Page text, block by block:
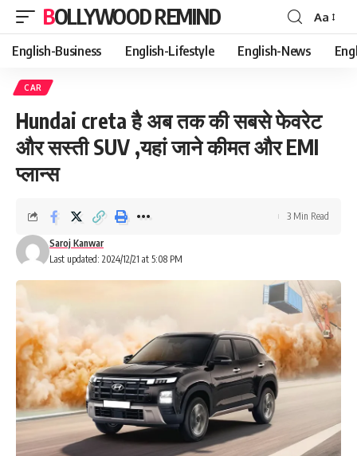
BOLLYWOOD REMIND
Font
Resizer
Aa
English-Business English-Lifestyle English-News
CAR
Hundai creta है अब तक की सबसे फेवरेट
और सस्ती SUV ,यहां जाने कीमत और EMI
प्लान्स
Last updated: 2024/12/21 at 5:08 PM
Saroj Kanwar
3 Min Read